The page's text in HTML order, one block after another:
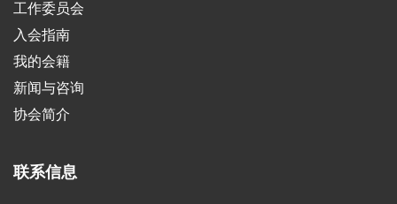
工作委员会
入会指南
我的会籍
新闻与咨询
协会简介
联系信息